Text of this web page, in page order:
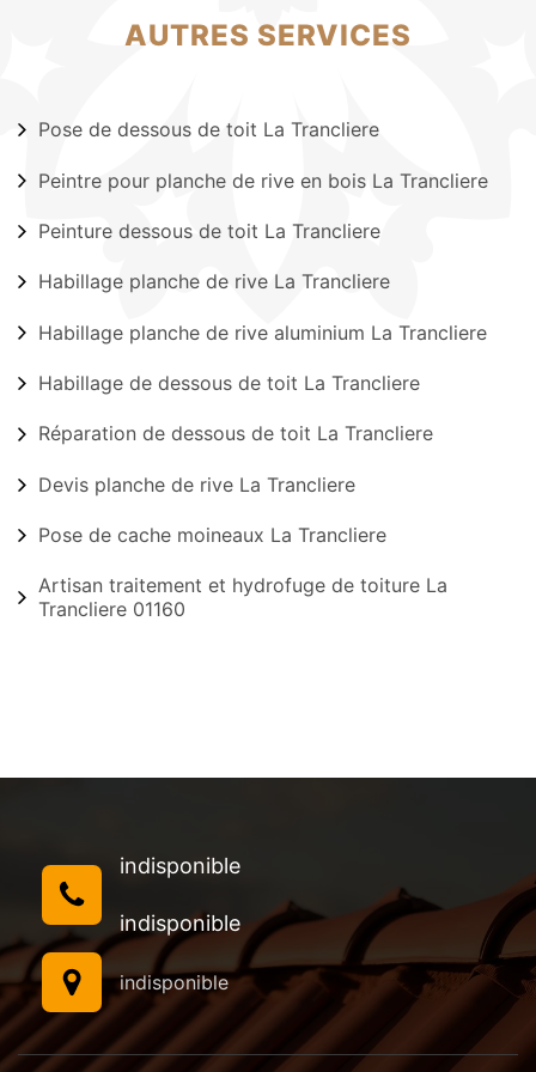
AUTRES SERVICES
Pose de dessous de toit La Trancliere
Peintre pour planche de rive en bois La Trancliere
Peinture dessous de toit La Trancliere
Habillage planche de rive La Trancliere
Habillage planche de rive aluminium La Trancliere
Habillage de dessous de toit La Trancliere
Réparation de dessous de toit La Trancliere
Devis planche de rive La Trancliere
Pose de cache moineaux La Trancliere
Artisan traitement et hydrofuge de toiture La
Trancliere 01160
indisponible
indisponible
indisponible